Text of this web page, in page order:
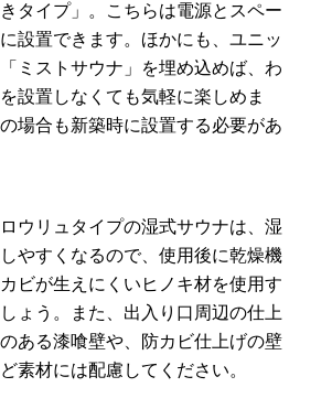
タイプ」。こちらは電源とスペー
設置できます。ほかにも、ユニッ
ミストサウナ」を埋め込めば、わ
設置しなくても気軽に楽しめま
場合も新築時に設置する必要があ
ウリュタイプの湿式サウナは、湿
やすくなるので、使用後に乾燥機
ビが生えにくいヒノキ材を使用す
ょう。また、出入り口周辺の仕上
ある漆喰壁や、防カビ仕上げの壁
素材には配慮してください。